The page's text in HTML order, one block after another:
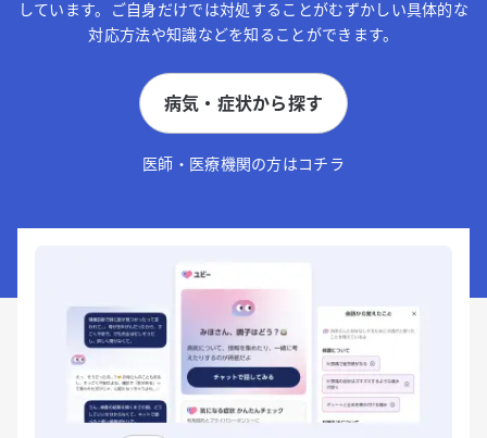
しています。ご自身だけでは対処することがむずかしい具体的な
対応方法や知識などを知ることができます。
病気・症状から探す
医師・医療機関の方はコチラ